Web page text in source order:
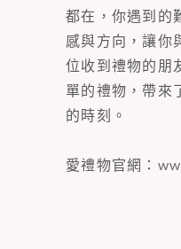
都在，你遇到的
感與方向，讓你
位收到禮物的朋
單的禮物，帶來
的時刻。
愛禮物官網：